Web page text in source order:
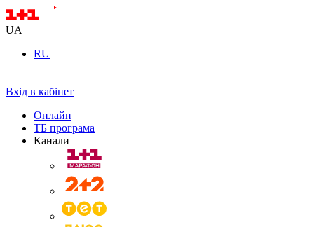
UA
RU
Вхід в кабінет
Онлайн
ТБ програма
Канали